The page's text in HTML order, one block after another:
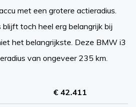
met een grotere actieradius.
blijft toch heel erg belangrijk bij
het belangrijkste. Deze BMW i3
van ongeveer 235 km.
€ 42.411